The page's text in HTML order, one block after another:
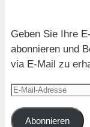
Geben Sie Ihre
abonnieren und
via E-Mail zu
E-
Adresse
Abonnieren